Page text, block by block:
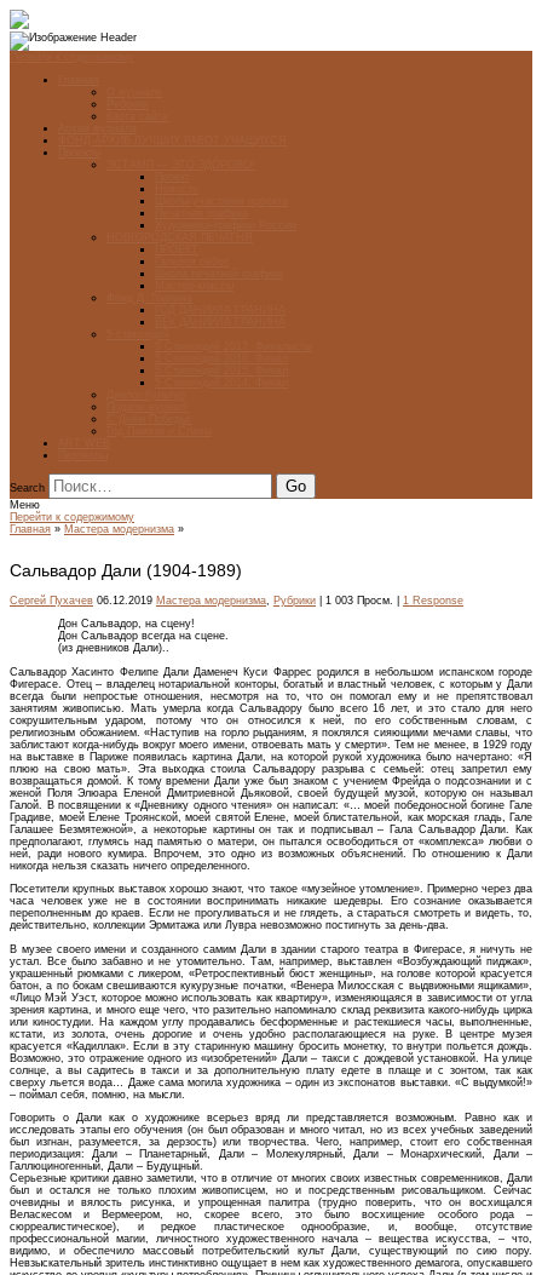
Search
Меню
Перейти к содержимому
Главная » Мастера модернизма »
Сальвадор Дали (1904-1989)
Сергей Пухачев 06.12.2019 Мастера модернизма, Рубрики | 1 003 Просм. | 1 Response
Дон Сальвадор, на сцену!
Дон Сальвадор всегда на сцене.
(из дневников Дали)..
Сальвадор Хасинто Фелипе Дали Даменеч Куси Фаррес родился в небольшом испанском городе
Фигерасе. Отец – владелец нотариальной конторы, богатый и властный человек, с которым у Дали
всегда были непростые отношения, несмотря на то, что он помогал ему и не препятствовал
занятиям живописью. Мать умерла когда Сальвадору было всего 16 лет, и это стало для него
сокрушительным ударом, потому что он относился к ней, по его собственным словам, с
религиозным обожанием. «Наступив на горло рыданиям, я поклялся сияющими мечами славы, что
заблистают когда-нибудь вокруг моего имени, отвоевать мать у смерти». Тем не менее, в 1929 году
на выставке в Париже появилась картина Дали, на которой рукой художника было начертано: «Я
плюю на свою мать». Эта выходка стоила Сальвадору разрыва с семьей: отец запретил ему
возвращаться домой. К тому времени Дали уже был знаком с учением Фрейда о подсознании и с
женой Поля Элюара Еленой Дмитриевной Дьяковой, своей будущей музой, которую он называл
Галой. В посвящении к «Дневнику одного чтения» он написал: «… моей победоносной богине Гале
Градиве, моей Елене Троянской, моей святой Елене, моей блистательной, как морская гладь, Гале
Галашее Безмятежной», а некоторые картины он так и подписывал – Гала Сальвадор Дали. Как
предполагают, глумясь над памятью о матери, он пытался освободиться от «комплекса» любви о
ней, ради нового кумира. Впрочем, это одно из возможных объяснений. По отношению к Дали
никогда нельзя сказать ничего определенного.
Посетители крупных выставок хорошо знают, что такое «музейное утомление». Примерно через два
часа человек уже не в состоянии воспринимать никакие шедевры. Его сознание оказывается
переполненным до краев. Если не прогуливаться и не глядеть, а стараться смотреть и видеть, то,
действительно, коллекции Эрмитажа или Лувра невозможно постигнуть за день-два.
В музее своего имени и созданного самим Дали в здании старого театра в Фигерасе, я ничуть не
устал. Все было забавно и не утомительно. Там, например, выставлен «Возбуждающий пиджак»,
украшенный рюмками с ликером, «Ретроспективный бюст женщины», на голове которой красуется
батон, а по бокам свешиваются кукурузные початки, «Венера Милосская с выдвижными ящиками»,
«Лицо Мэй Уэст, которое можно использовать как квартиру», изменяющаяся в зависимости от угла
зрения картина, и много еще чего, что разительно напоминало склад реквизита какого-нибудь цирка
или киностудии. На каждом углу продавались бесформенные и растекшиеся часы, выполненные,
кстати, из золота, очень дорогие и очень удобно располагающиеся на руке. В центре музея
красуется «Кадиллак». Если в эту старинную машину бросить монетку, то внутри польется дождь.
Возможно, это отражение одного из «изобретений» Дали – такси с дождевой установкой. На улице
солнце, а вы садитесь в такси и за дополнительную плату едете в плаще и с зонтом, так как
сверху льется вода… Даже сама могила художника – один из экспонатов выставки. «С выдумкой!»
– поймал себя, помню, на мысли.
Говорить о Дали как о художнике всерьез вряд ли представляется возможным. Равно как и
исследовать этапы его обучения (он был образован и много читал, но из всех учебных заведений
был изгнан, разумеется, за дерзость) или творчества. Чего, например, стоит его собственная
периодизация: Дали – Планетарный, Дали – Молекулярный, Дали – Монархический, Дали –
Галлюциногенный, Дали – Будущный.
Серьезные критики давно заметили, что в отличие от многих своих известных современников, Дали
был и остался не только плохим живописцем, но и посредственным рисовальщиком. Сейчас
очевидны и вялость рисунка, и упрощенная палитра (трудно поверить, что он восхищался
Веласкесом и Вермеером, но, скорее всего, это было восхищение особого рода –
сюрреалистическое), и редкое пластическое однообразие, и, вообще, отсутствие
профессиональной магии, личностного художественного начала – вещества искусства, – что,
видимо, и обеспечило массовый потребительский культ Дали, существующий по сию пору.
Невзыскательный зритель инстинктивно ощущает в нем как художественного демагога, опускавшего